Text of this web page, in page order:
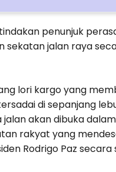
penunjuk
sekatan jalan raya
lori kargo yang
di sepanjang
akan dibuka
rakyat yang
Rodrigo Paz